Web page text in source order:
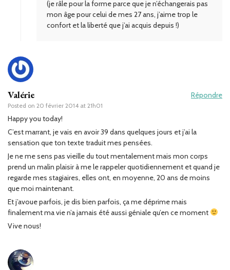
(je râle pour la forme parce que je n’échangerais pas
mon âge pour celui de mes 27 ans, j’aime trop le
confort et la liberté que j’ai acquis depuis !)
Valérie
Posted on 20 février 2014 at 21h01
Répondre
Happy you today!
C’est marrant, je vais en avoir 39 dans quelques jours et j’ai la
sensation que ton texte traduit mes pensées.
Je ne me sens pas vieille du tout mentalement mais mon corps
prend un malin plaisir à me le rappeler quotidiennement et quand je
regarde mes stagiaires, elles ont, en moyenne, 20 ans de moins
que moi maintenant.
Et j’avoue parfois, je dis bien parfois, ça me déprime mais
finalement ma vie n’a jamais été aussi géniale qu’en ce moment
Vive nous!